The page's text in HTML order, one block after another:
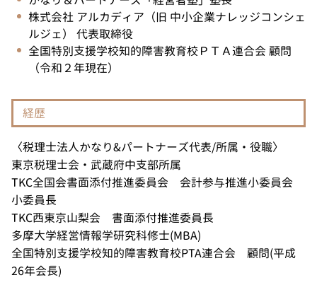
株式会社 アルカディア（旧 中小企業ナレッジコンシェ
ルジェ） 代表取締役
全国特別支援学校知的障害教育校ＰＴＡ連合会 顧問
（令和２年現在）
経歴
〈税理士法人かなり&パートナーズ代表/所属・役職〉
東京税理士会・武蔵府中支部所属
TKC全国会書面添付推進委員会 会計参与推進小委員会
小委員長
TKC西東京山梨会 書面添付推進委員長
多摩大学経営情報学研究科修士(MBA)
全国特別支援学校知的障害教育校PTA連合会 顧問(平成
26年会長)